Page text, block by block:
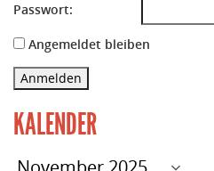
Passwort:
Angemeldet bleiben
Anmelden
KALENDER